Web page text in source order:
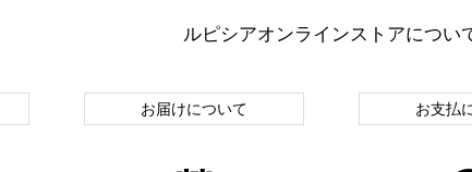
ルピシアオンラインストアについ
お届けについて お支払